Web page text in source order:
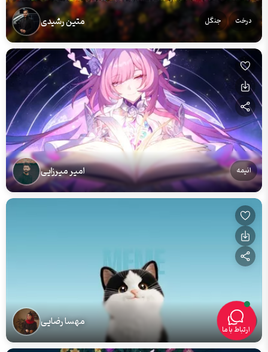
درخت جنگل متین رشیدی
انیمه امیر میرزایی
گربه مهسا رضایی ارتباط با ما